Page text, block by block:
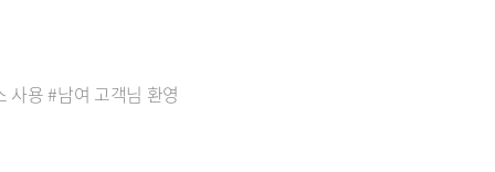
사용 #남여 고객님 환영